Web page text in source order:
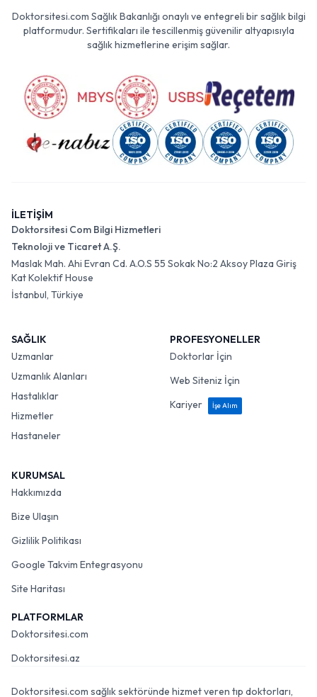
Doktorsitesi.com Sağlık Bakanlığı onaylı ve entegreli bir sağlık bilgi
platformudur. Sertifikaları ile tescillenmiş güvenilir altyapısıyla
sağlık hizmetlerine erişim sağlar.
İLETİŞİM
Doktorsitesi Com Bilgi Hizmetleri
Teknoloji ve Ticaret A.Ş.
Maslak Mah. Ahi Evran Cd. A.O.S 55 Sokak No:2 Aksoy Plaza Giriş
Kat Kolektif House
İstanbul, Türkiye
SAĞLIK
Uzmanlar
Uzmanlık Alanları
Hastalıklar
Hizmetler
Hastaneler
PROFESYONELLER
Doktorlar İçin
Web Siteniz İçin
Kariyer
İşe Alım
KURUMSAL
Hakkımızda
Bize Ulaşın
Gizlilik Politikası
Google Takvim Entegrasyonu
Site Haritası
PLATFORMLAR
Doktorsitesi.com
Doktorsitesi.az
Doktorsitesi.com sağlık sektöründe hizmet veren tıp doktorları,